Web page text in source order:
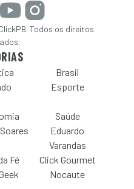
Todos os direitos
Brasil
Esporte
Saúde
Eduardo
Varandas
Fé
Click Gourmet
Nocaute